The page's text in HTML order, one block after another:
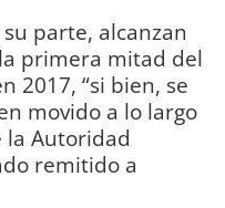
parte, alcanzan
primera mitad del
2017, “si bien, se
movido a lo largo
la Autoridad
remitido a